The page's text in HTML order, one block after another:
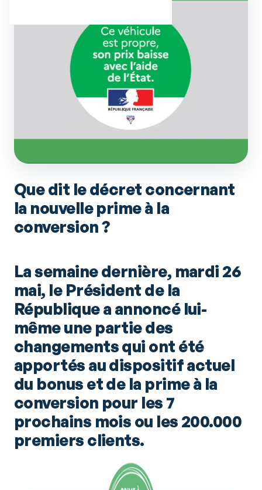
Que dit le décret concernant
la nouvelle prime à la
conversion ?
La semaine dernière, mardi 26
mai, le Président de la
République a annoncé lui-
même une partie des
changements qui ont été
apportés au dispositif actuel
du bonus et de la prime à la
conversion pour les 7
prochains mois ou les 200.000
premiers clients.